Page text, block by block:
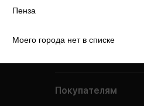
Пенза
Моего города нет в списке
Покупателям